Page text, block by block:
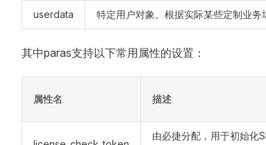
userdata 特定用户对象。根据实际某些定制业务
其中paras支持以下常用属性的设置：
属性名 描述
由必捷分配，用于初始化